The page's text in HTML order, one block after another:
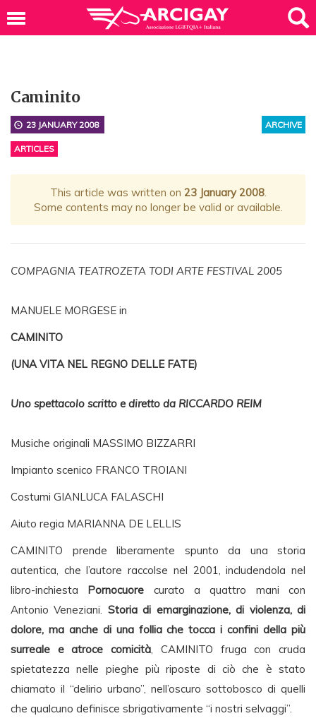
Caminito
ARCHIVE
23 JANUARY 2008
ARTICLES
This article was written on 23 January 2008.
Some contents may no longer be valid or available.
COMPAGNIA TEATROZETA TODI ARTE FESTIVAL 2005
MANUELE MORGESE in
CAMINITO
(UNA VITA NEL REGNO DELLE FATE)
Uno spettacolo scritto e diretto da RICCARDO REIM
Musiche originali MASSIMO BIZZARRI
Impianto scenico FRANCO TROIANI
Costumi GIANLUCA FALASCHI
Aiuto regia MARIANNA DE LELLIS
CAMINITO prende liberamente spunto da una storia
autentica, che l’autore raccolse nel 2001, includendola nel
libro-inchiesta Pornocuore curato a quattro mani con
Antonio Veneziani. Storia di emarginazione, di violenza, di
dolore, ma anche di una follia che tocca i confini della più
surreale e atroce comicità, CAMINITO fruga con cruda
spietatezza nelle pieghe più riposte di ciò che è stato
chiamato il “delirio urbano”, nell’oscuro sottobosco di quelli
che qualcuno definisce sbrigativamente “i nostri selvaggi”.